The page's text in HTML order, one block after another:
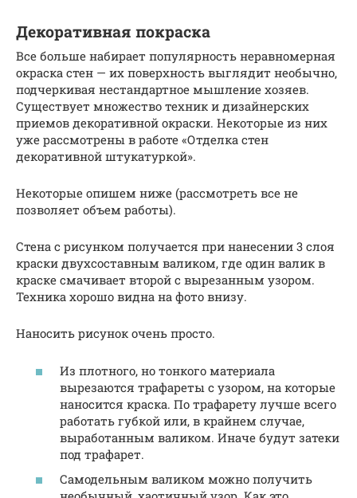
Декоративная покраска
Все больше набирает популярность неравномерная
окраска стен — их поверхность выглядит необычно,
подчеркивая нестандартное мышление хозяев.
Существует множество техник и дизайнерских
приемов декоративной окраски. Некоторые из них
уже рассмотрены в работе «Отделка стен
декоративной штукатуркой».
Некоторые опишем ниже (рассмотреть все не
позволяет объем работы).
Стена с рисунком получается при нанесении 3 слоя
краски двухсоставным валиком, где один валик в
краске смачивает второй с вырезанным узором.
Техника хорошо видна на фото внизу.
Наносить рисунок очень просто.
Из плотного, но тонкого материала
вырезаются трафареты с узором, на которые
наносится краска. По трафарету лучше всего
работать губкой или, в крайнем случае,
выработанным валиком. Иначе будут затеки
под трафарет.
Самодельным валиком можно получить